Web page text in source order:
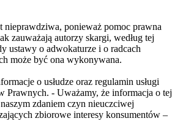
nieprawdziwa, ponieważ pomoc prawna
zauważają autorzy skargi, według tej
ustawy o adwokaturze i o radcach
może być ona wykonywana.
o usłudze oraz regulamin usługi
Prawnych. - Uważamy, że informacja o tej
zdaniem czyn nieuczciwej
zbiorowe interesy konsumentów –